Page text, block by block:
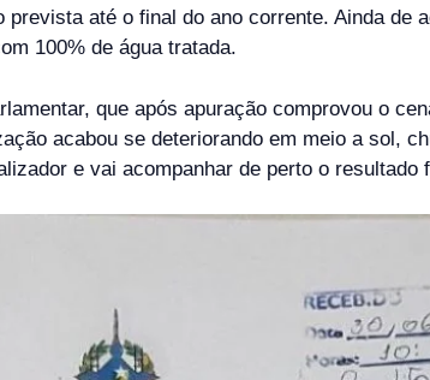
até o final do ano corrente. Ainda de
100% de água tratada.
que após apuração comprovou o
acabou se deteriorando em meio a sol,
e vai acompanhar de perto o resultado